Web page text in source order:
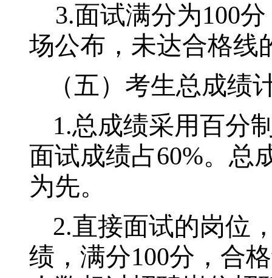
3.面试满分为100分
场公布，未达合格线
（五）考生总成绩
1.总成绩采用百分
面试成绩占60%。总
为先。
2.直接面试的岗位
绩，满分100分，合